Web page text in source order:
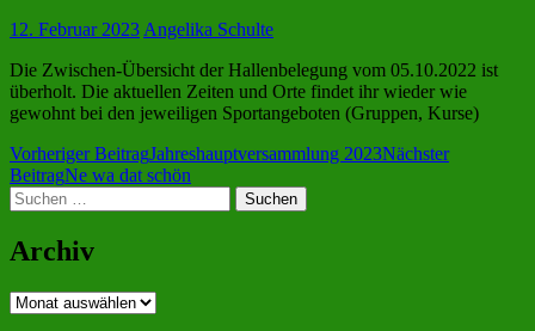
12. Februar 2023 Angelika Schulte
Die Zwischen-Übersicht der Hallenbelegung vom 05.10.2022 ist
überholt. Die aktuellen Zeiten und Orte findet ihr wieder wie
gewohnt bei den jeweiligen Sportangeboten (Gruppen, Kurse)
Beitragsnavigation
Vorheriger BeitragJahreshauptversammlung 2023Nächster
BeitragNe wa dat schön
Suchen
nach:
Archiv
Archiv